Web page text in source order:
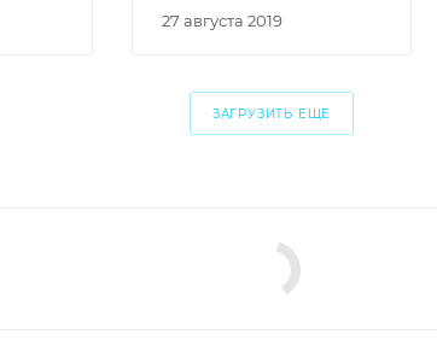
27 августа 2019
ЗАГРУЗИТЬ ЕЩЕ